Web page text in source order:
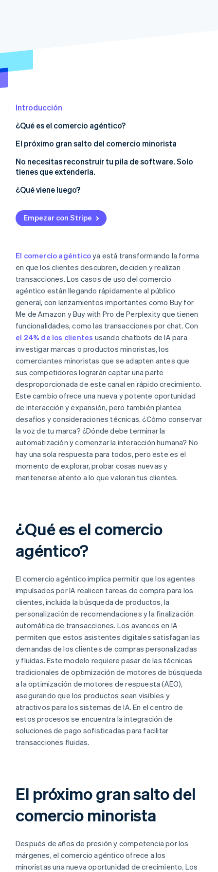
Introducción
¿Qué es el comercio agéntico?
El próximo gran salto del comercio minorista
1. Haz que tu catálogo de productos sea legible por
el agente
2. Organiza experiencias impulsadas por agentes
3. Habilita el proceso de compra fácil de usar para el
agente
No necesitas reconstruir tu pila de software. Solo
tienes que extenderla.
¿Qué viene luego?
Empezar con Stripe
El comercio agénticoya está transformando la forma
en que los clientes descubren, deciden y realizan
transacciones. Los casos de uso del comercio
agéntico están llegando rápidamente al público
general, con lanzamientos importantes como Buy for
Me de Amazon y Buy with Pro de Perplexity que tienen
funcionalidades, como las transacciones por chat. Con
el 24% de los clientes usando chatbots de IA para
investigar marcas o productos minoristas, los
comerciantes minoristas que se adapten antes que
sus competidores lograrán captar una parte
desproporcionada de este canal en rápido crecimiento.
Este cambio ofrece una nueva y potente oportunidad
de interacción y expansión, pero también plantea
desafíos y consideraciones técnicas. ¿Cómo conservar
la voz de tu marca? ¿Dónde debe terminar la
automatización y comenzar la interacción humana? No
hay una sola respuesta para todos, pero este es el
momento de explorar, probar cosas nuevas y
mantenerse atento a lo que valoran tus clientes.
¿Qué es el comercio
agéntico?
El comercio agéntico implica permitir que los agentes
impulsados por IA realicen tareas de compra para los
clientes, incluida la búsqueda de productos, la
personalización de recomendaciones y la finalización
automática de transacciones. Los avances en IA
permiten que estos asistentes digitales satisfagan las
demandas de los clientes de compras personalizadas
y fluidas. Este modelo requiere pasar de las técnicas
tradicionales de optimización de motores de búsqueda
a la optimización de motores de respuesta (AEO),
asegurando que los productos sean visibles y
atractivos para los sistemas de IA. En el centro de
estos procesos se encuentra la integración de
soluciones de pago sofisticadas para facilitar
transacciones fluidas.
El próximo gran salto del
comercio minorista
Después de años de presión y competencia por los
márgenes, el comercio agéntico ofrece a los
minoristas una nueva oportunidad de crecimiento. Los